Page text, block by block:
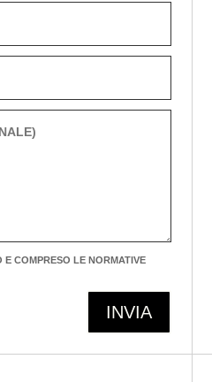
COMPRESO LE NORMATIVE
INVIA